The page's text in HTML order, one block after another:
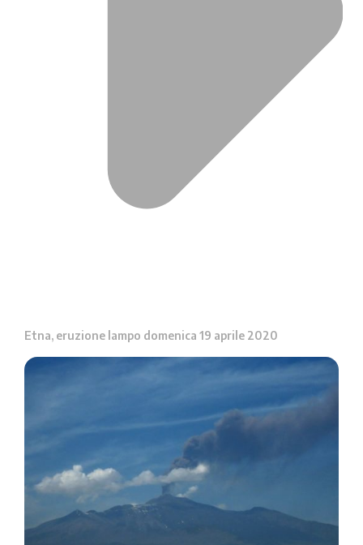
Etna, eruzione lampo domenica 19 aprile 2020